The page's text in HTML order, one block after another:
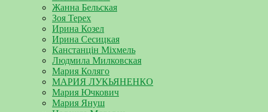
Жанна Бельская
Зоя Терех
Ирина Козел
Ирина Сесицкая
Канстанцін Міхмель
Людмила Милковская
Мария Коляго
МАРИЯ ЛУКЬЯНЕНКО
Мария Ючкович
Мария Януш